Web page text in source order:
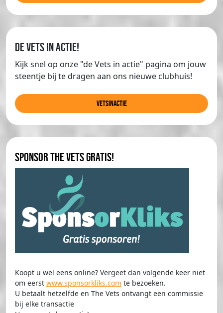
de Vets in actie!
Kijk snel op onze "de Vets in actie" pagina om jouw
steentje bij te dragen aan ons nieuwe clubhuis!
Vetsinactie
Sponsor The Vets gratis!
Koopt u wel eens online? Vergeet dan volgende keer niet
om eerst www.sponsorkliks.com te bezoeken.
U betaalt hetzelfde en The Vets ontvangt een commissie
bij elke transactie